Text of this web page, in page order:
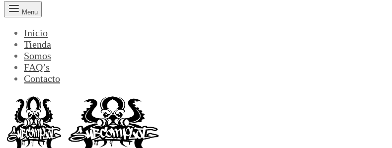
Menu
Inicio
Tienda
Somos
FAQ’s
Contacto